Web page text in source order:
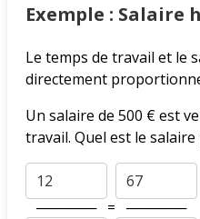
Exemple : Salaire
Le temps de travail et le
directement
Un salaire de 500 € est
travail. Quel est le
────── = ──────